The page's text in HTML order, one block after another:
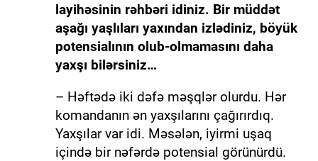
layihəsinin rəhbəri idiniz. Bir müddət
aşağı yaşlıları yaxından izlədiniz, böyük
potensialının olub-olmamasını daha
yaxşı bilərsiniz…
– Həftədə iki dəfə məşqlər olurdu. Hər
komandanın ən yaxşılarını çağırırdıq.
Yaxşılar var idi. Məsələn, iyirmi uşaq
içində bir nəfərdə potensial görünürdü.